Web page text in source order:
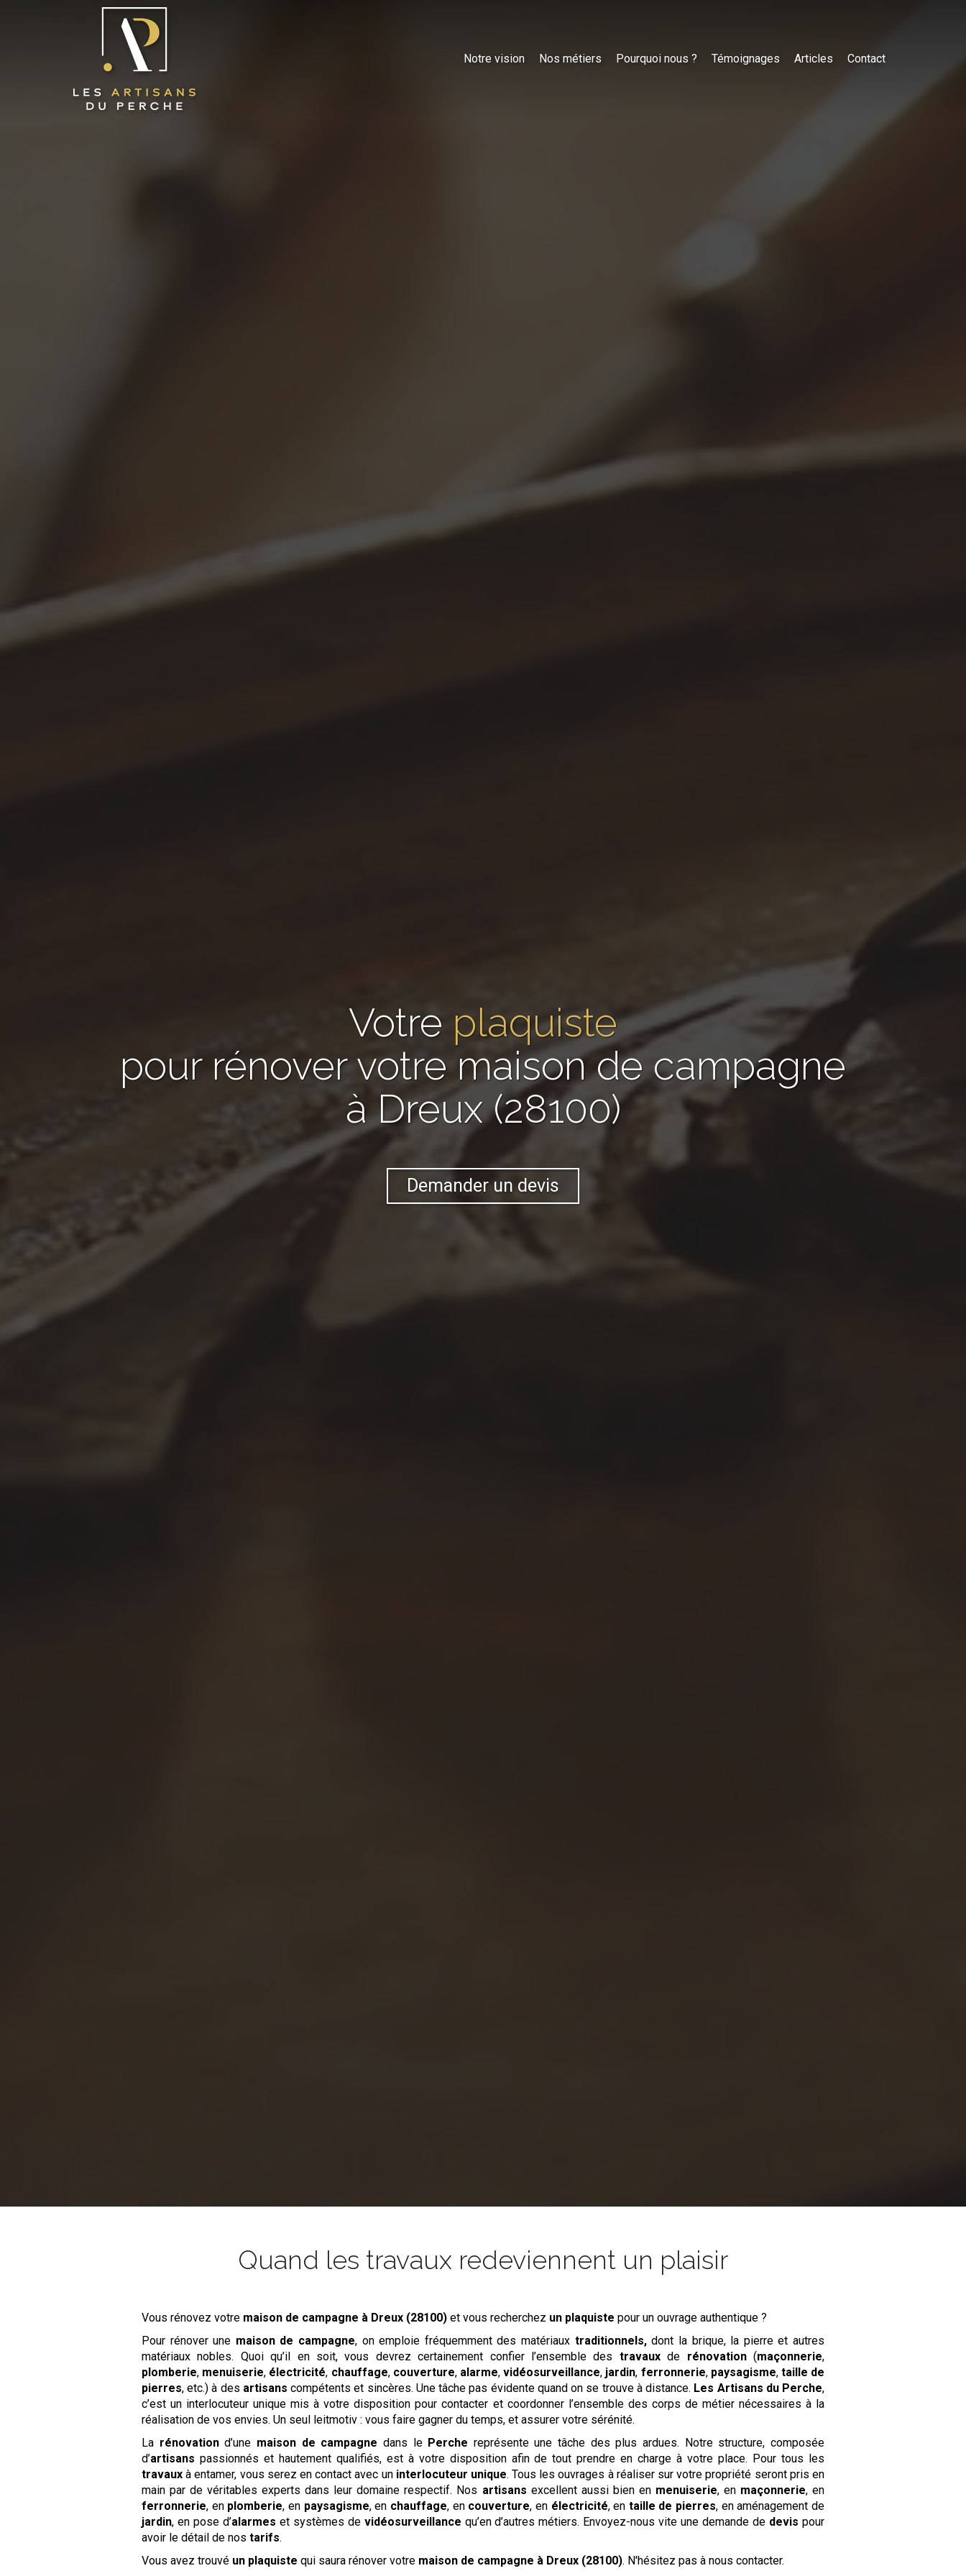
Notre vision Nos métiers Pourquoi nous ? Témoignages Articles Contact
Votre plaquiste
pour rénover votre maison de campagne
à Dreux (28100)
Demander un devis
Quand les travaux redeviennent un plaisir
Vous rénovez votre maison de campagne à Dreux (28100) et vous recherchez un plaquiste pour un ouvrage authentique ?
Pour rénover une maison de campagne, on emploie fréquemment des matériaux traditionnels,dont la brique, la pierre et autres
matériaux nobles. Quoi qu’il en soit, vous devrez certainement confier l’ensemble des travauxde rénovation(maçonnerie,
plomberie, menuiserie, électricité, chauffage, couverture, alarme,vidéosurveillance, jardin, ferronnerie, paysagisme, taille de
pierres, etc.) à des artisans compétents et sincères. Une tâche pas évidente quand on se trouve à distance. Les Artisans du Perche,
c’est un interlocuteur unique mis à votre disposition pour contacter et coordonner l’ensemble des corps de métier nécessaires à la
réalisation de vos envies. Un seul leitmotiv : vous faire gagner du temps, et assurer votre sérénité.
La rénovationd’une maison de campagne dans le Perche représente une tâche des plus ardues. Notre structure, composée
d’artisans passionnés et hautement qualifiés, est à votre disposition afin de tout prendre en charge à votre place. Pour tous les
travaux à entamer, vous serez en contact avec un interlocuteur unique. Tous les ouvrages à réaliser sur votre propriété seront pris en
main par de véritables experts dans leur domaine respectif. Nos artisans excellent aussi bien en menuiserie, en maçonnerie, en
ferronnerie, en plomberie, en paysagisme, en chauffage, en couverture, en électricité, en taille de pierres, en aménagement de
jardin, en pose d’alarmes et systèmes de vidéosurveillance qu’en d’autres métiers. Envoyez-nous vite une demande de devis pour
avoir le détail de nostarifs.
Vous avez trouvé un plaquiste qui saura rénover votre maison de campagne à Dreux (28100). N'hésitez pas à nous contacter.